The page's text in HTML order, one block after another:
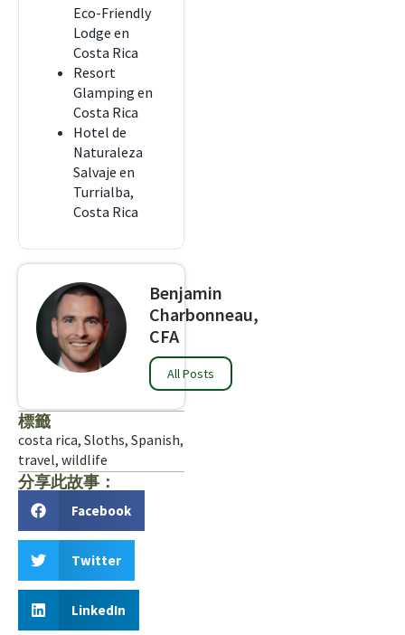
Eco-Friendly
Lodge en
Costa Rica
Resort
Glamping en
Costa Rica
Hotel de
Naturaleza
Salvaje en
Turrialba,
Costa Rica
Benjamin
Charbonneau,
CFA
All Posts
標籤
costa rica, Sloths, Spanish,
travel, wildlife
分享此故事：
Facebook
Twitter
LinkedIn